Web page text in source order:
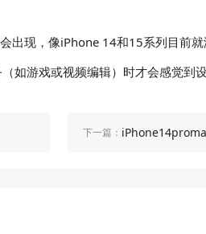
出现，像iPhone 14和15系列目前
如游戏或视频编辑）时才会感觉
下一篇：